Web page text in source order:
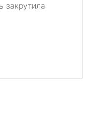
закрутила